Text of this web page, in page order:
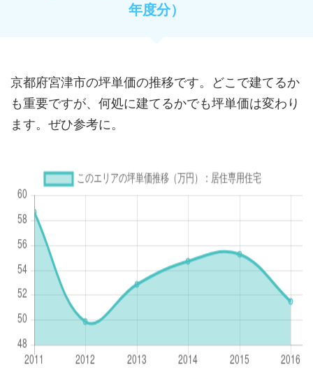
年度分）
京都府宮津市の坪単価の推移です。どこで建てるか
も重要ですが、何処に建てるかでも坪単価は変わり
ます。ぜひ参考に。